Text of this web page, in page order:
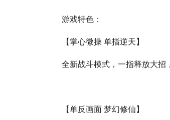
游戏特色：
【掌心微操 单指逆天】
全新战斗模式，一指释放大招
【单反画面 梦幻修仙】